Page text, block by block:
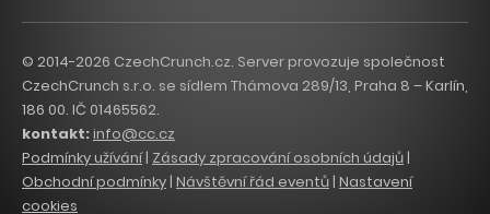
© 2014-2026 CzechCrunch.cz. Server provozuje společnost
CzechCrunch s.r.o. se sídlem Thámova 289/13, Praha 8 – Karlín,
186 00. IČ 01465562.
kontakt:info@cc.cz
Podmínky užívání| Zásady zpracování osobních údajů|
Obchodní podmínky| Návštěvní řád eventů | Nastavení
cookies